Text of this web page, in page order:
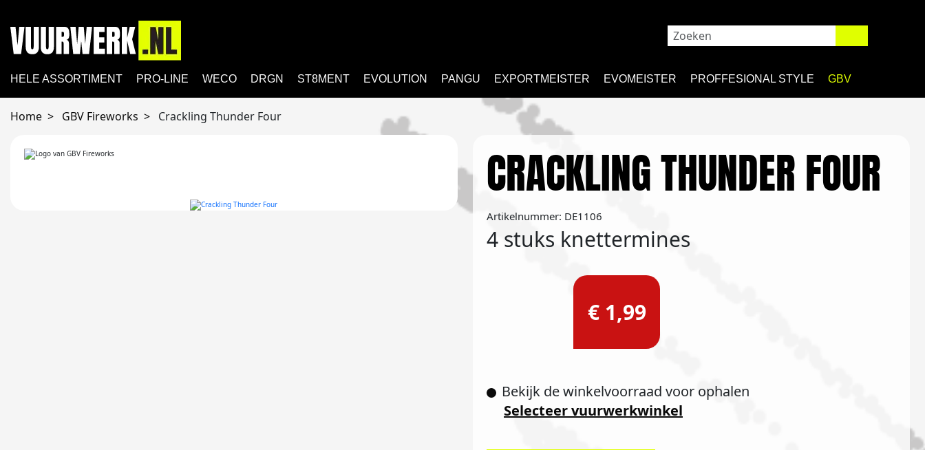
HELE ASSORTIMENT PRO-LINE WECO DRGN ST8MENT EVOLUTION PANGU EXPORTMEISTER EVOMEISTER PROFFESIONAL STYLE GBV
Home GBV Fireworks Crackling Thunder Four
CRACKLING THUNDER FOUR
Artikelnummer: DE1106
4 stuks knettermines
€ 1,99
Bekijk de winkelvoorraad voor ophalen
Selecteer vuurwerkwinkel